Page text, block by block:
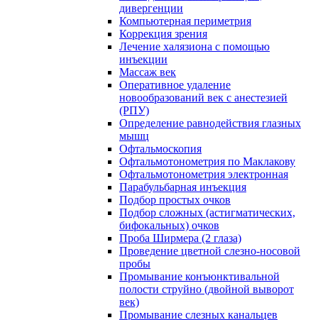
дивергенции
Компьютерная периметрия
Коррекция зрения
Лечение халязиона с помощью
инъекции
Массаж век
Оперативное удаление
новообразований век с анестезией
(РПУ)
Определение равнодействия глазных
мышц
Офтальмоскопия
Офтальмотонометрия по Маклакову
Офтальмотонометрия электронная
Парабульбарная инъекция
Подбор простых очков
Подбор сложных (астигматических,
бифокальных) очков
Проба Ширмера (2 глаза)
Проведение цветной слезно-носовой
пробы
Промывание конъюнктивальной
полости струйно (двойной выворот
век)
Промывание слезных канальцев